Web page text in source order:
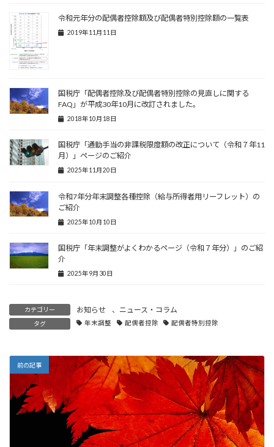
令和元年分の配偶者控除額及び配偶者特別控除額の一覧表
2019年11月11日
国税庁「配偶者控除及び配偶者特別控除の見直しに関する
FAQ」が平成30年10月に改訂されました。
2018年10月18日
国税庁「通勤手当の非課税限度額の改正について（令和７年11
月）」ページのご紹介
2025年11月20日
令和7年分年末調整各種控除（給与所得者用リーフレット）の
ご紹介
2025年10月10日
国税庁「年末調整がよくわかるページ（令和７年分）」のご紹
介
2025年9月30日
カテゴリー お知らせ 、 ニュース・コラム
タグ 年末調整 配偶者控除 配偶者特別控除
前の記事